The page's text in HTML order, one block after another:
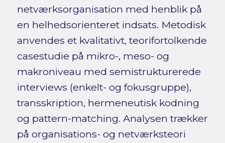
netværksorganisation med henblik på
en helhedsorienteret indsats. Metodisk
anvendes et kvalitativt, teorifortolkende
casestudie på mikro-, meso- og
makroniveau med semistrukturerede
interviews (enkelt- og fokusgruppe),
transskription, hermeneutisk kodning
og pattern-matching. Analysen trækker
på organisations- og netværksteori